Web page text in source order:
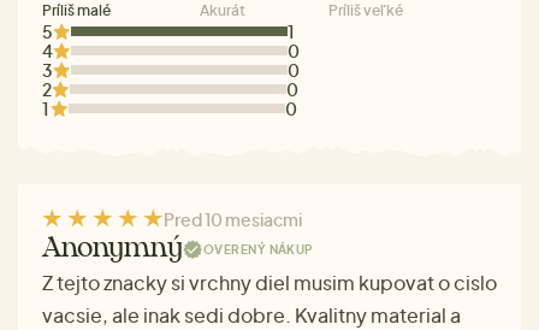
5
1
4
0
3
0
2
0
1
0
Príliš malé Akurát Príliš veľké
Pred 10 mesiacmi
Anonymný OVERENÝ NÁKUP
Z tejto znacky si vrchny diel musim kupovat o cislo
vacsie, ale inak sedi dobre. Kvalitny material a